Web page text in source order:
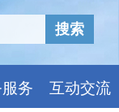
搜索
务 互动交流